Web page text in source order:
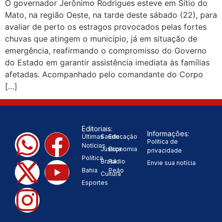
O governador Jerônimo Rodrigues esteve em Sítio do
Mato, na região Oeste, na tarde deste sábado (22), para
avaliar de perto os estragos provocados pelas fortes
chuvas que atingem o município, já em situação de
emergência, reafirmando o compromisso do Governo
do Estado em garantir assistência imediata às famílias
afetadas. Acompanhado pelo comandante do Corpo
[…]
Editoriais:
Últimas
Notícias
Política
Bahia
Esportes
Saúde
Justiça
Brasil
Cultura
Educação
Economia
Rádio
Peão
Informações:
Política de
privacidade
Envie sua notícia